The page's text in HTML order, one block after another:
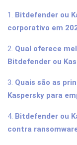
1. Bitdefender ou
corporativo em
2. Qual oferece
Bitdefender ou
3. Quais são as
Kaspersky para
4. Bitdefender ou
contra